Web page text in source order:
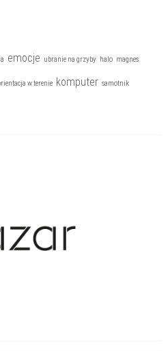
emocje ubranie na grzyby halo magnes
w terenie komputer samotnik